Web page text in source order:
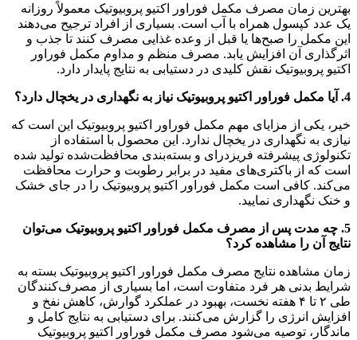
بهترین زمان مصرف مکمل فوراور اکتیو پروبیوتیک معمولاً روزانه
یک عدد کپسول همراه با آب است. بسیاری از افراد ترجیح می‌دهند
این مکمل را صبح‌ها یا قبل از وعده غذایی مصرف کنند تا جذب و
اثرگذاری آن افزایش یابد. مصرف منظم و مداوم مکمل فوراور
اکتیو پروبیوتیک نقش کلیدی در دستیابی به نتایج پایدار دارد.
4. آیا مکمل فوراور اکتیو پروبیوتیک نیاز به نگهداری در یخچال دارد؟
خیر، یکی از مزایای مهم مکمل فوراور اکتیو پروبیوتیک این است که
نیازی به نگهداری در یخچال ندارد. این محصول با استفاده از
تکنولوژی پیشرفته فریزدرای و بسته‌بندی محافظت‌شده تولید شده
است که از باکتری‌های مفید در برابر رطوبت و حرارت محافظت
می‌کند. کافی است مکمل فوراور اکتیو پروبیوتیک را در جای خشک
و خنک نگهداری نمایید.
5. چه مدت پس از مصرف مکمل فوراور اکتیو پروبیوتیک می‌توان
نتایج آن را مشاهده کرد؟
زمان مشاهده نتایج مصرف مکمل فوراور اکتیو پروبیوتیک بسته به
شرایط بدنی هر فرد متفاوت است، اما بسیاری از مصرف‌کنندگان
طی ۲ تا ۴ هفته نخست، بهبود در عملکرد گوارش، کاهش نفخ و
افزایش انرژی را گزارش می‌کنند. برای دستیابی به نتایج کامل و
ماندگار، توصیه می‌شود مصرف مکمل فوراور اکتیو پروبیوتیک